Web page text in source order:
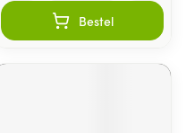
Bestel